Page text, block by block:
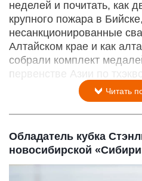
неделей и почитать, как
крупного пожара в
несанкционированные
Алтайском крае и как
собрали комплект
первенстве Азии по
Читать
Обладатель кубка
новосибирской